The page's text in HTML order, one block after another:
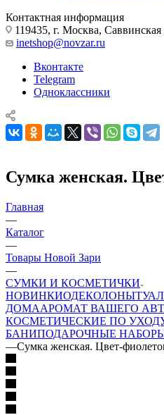
Контактная информация
119435, г. Москва,
inetshop@novzar.ru
Вконтакте
Telegram
Одноклассники
Сумка женская.
Главная
—
Каталог
—
Товары Новой Зари
—
СУМКИ И КОСМЕТИЧКИ
НОВИНКИОДЕКОЛОНЫ
ДОМААРОМАТ ВАШЕГО
КОСМЕТИЧЕСКИЕ ПО
БАНИПОДАРОЧНЫЕ
—Сумка женская. Цвет-